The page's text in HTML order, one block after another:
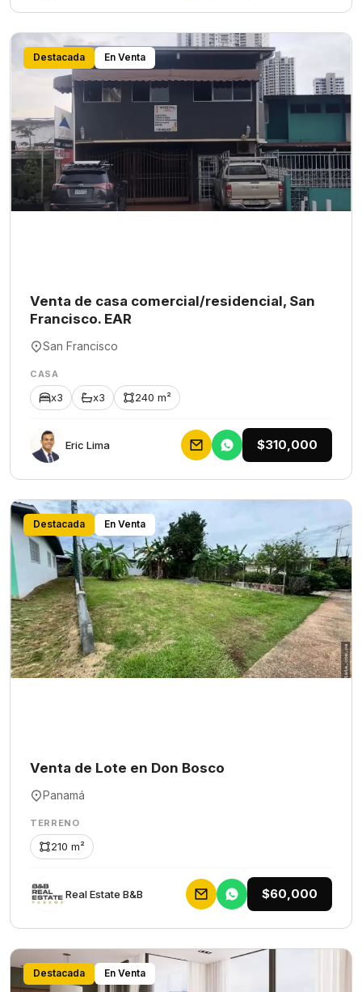
Destacada En Venta
Venta de casa comercial/residencial, San
Francisco. EAR
San Francisco
CASA
x3 x3 240 m²
Eric Lima $310,000
Destacada En Venta
Venta de Lote en Don Bosco
Panamá
TERRENO
210 m²
Rеаl Еstаtе В&В $60,000
Destacada En Venta